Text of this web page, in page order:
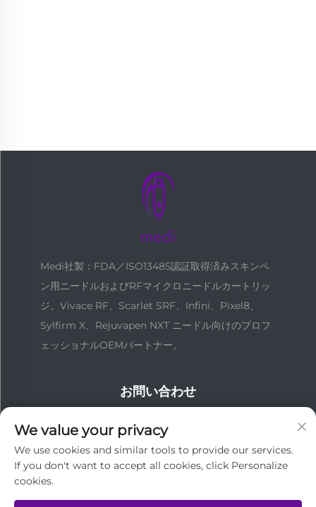
Medi社製：FDA／ISO13485認証取得済みスキンペ
ン用ニードルおよびRFマイクロニードルカートリッ
ジ。Vivace RF、Scarlet SRF、Infini、Pixel8、
Sylfirm X、Rejuvapen NXT ニードル向けのプロフ
ェッショナルOEMパートナー。
お問い合わせ
+86-18127955667
[email protected]
We value your privacy
We use cookies and similar tools to provide our services.
If you don't want to accept all cookies, click Personalize
cookies.